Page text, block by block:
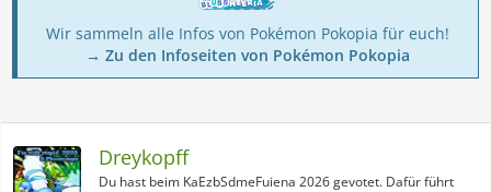
Wir sammeln alle Infos von Pokémon Pokopia für euch!
→ Zu den Infoseiten von Pokémon Pokopia
Dreykopff
Du hast beim KaEzbSdmeFuiena 2026 gevotet. Dafür führt